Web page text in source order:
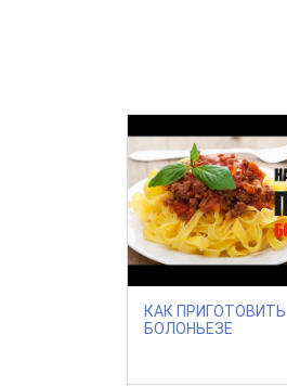
КАК ПРИГОТОВИТЬ
БОЛОНЬЕЗЕ